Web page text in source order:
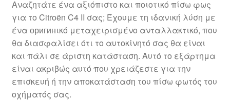
Αναζητάτε ένα αξιόπιστο και ποιοτικό πίσω φως
για το Citroën C4 II σας; Έχουμε τη ιδανική λύση με
ένα оригинικό μεταχειρισμένο ανταλλακτικό, που
θα διασφαλίσει ότι το αυτοκίνητό σας θα είναι
και πάλι σε άριστη κατάσταση. Αυτό το εξάρτημα
είναι ακριβώς αυτό που χρειάζεστε για την
επισκευή ή την αποκατάσταση του πίσω φωτός του
οχήματός σας.